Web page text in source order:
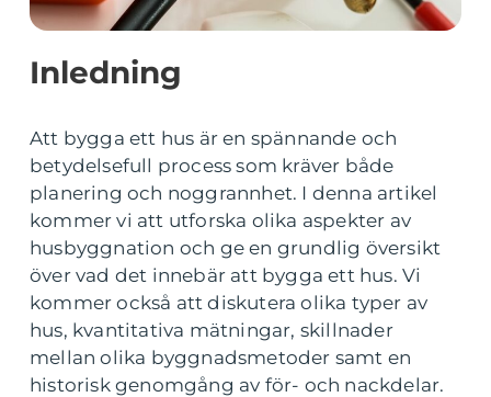
Inledning
Att bygga ett hus är en spännande och
betydelsefull process som kräver både
planering och noggrannhet. I denna artikel
kommer vi att utforska olika aspekter av
husbyggnation och ge en grundlig översikt
över vad det innebär att bygga ett hus. Vi
kommer också att diskutera olika typer av
hus, kvantitativa mätningar, skillnader
mellan olika byggnadsmetoder samt en
historisk genomgång av för- och nackdelar.